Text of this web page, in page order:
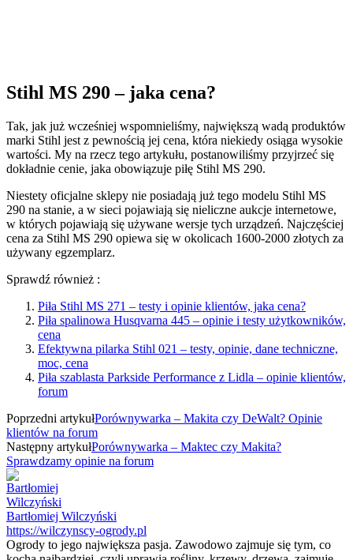
Stihl MS 290 – jaka cena?
Tak, jak już wcześniej wspomnieliśmy, największą wadą produktów
marki Stihl jest z pewnością jej cena, która niekiedy osiąga wysokie
wartości. My na rzecz tego artykułu, postanowiliśmy przyjrzeć się
dokładnie cenie, jaka obowiązuje piłę Stihl MS 290.
Niestety oficjalne sklepy nie posiadają już tego modelu Stihl MS
290 na stanie, a w sieci pojawiają się nieliczne aukcje internetowe,
w których pojawiają się używane wersje tych urządzeń. Najczęściej
cena za Stihl MS 290 opiewa się w okolicach 1600-2000 złotych za
używany egzemplarz.
Sprawdź również :
Piła Stihl MS 271 – testy i opinie klientów, jaka cena?
Piła spalinowa Husqvarna 445 – opinie i testy użytkowników,
cena
Efektywna pilarka Stihl 021 – testy, opinie, dane techniczne,
moc, cena
Piła szablasta Parkside Performance z Lidla – opinie klientów,
forum
Poprzedni artykułPorównywarka – Makita czy DeWalt? Opinie
klientów na forum
Następny artykułPorównywarka – Maktec czy Makita?
Sprawdzamy opinie na forum
Bartłomiej Wilczyński
https://wilczynscy-ogrody.pl
Ogrody to jego największa pasja. Zawodowo zajmuje się tym, co